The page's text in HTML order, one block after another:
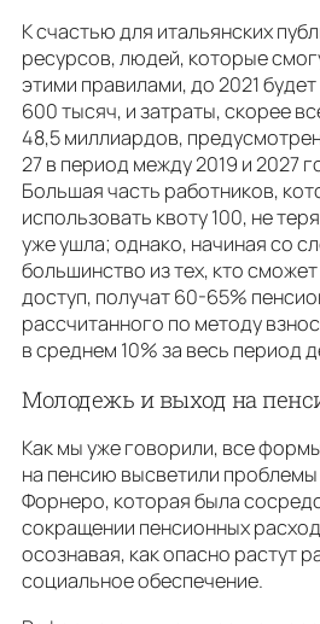
К счастью для итальянских
ресурсов, людей, которые
этими правилами, до 2021
600 тысяч, и затраты, скорее
48,5 миллиардов,
27 в период между 2019 и 2027
Большая часть работников,
использовать квоту 100, не
уже ушла; однако, начиная со
большинство из тех, кто
доступ, получат 60-65%
рассчитанного по методу
в среднем 10% за весь период
Молодежь и выход на
Как мы уже говорили, все
на пенсию высветили
Форнеро, которая была
сокращении пенсионных
осознавая, как опасно растут
социальное обеспечение.